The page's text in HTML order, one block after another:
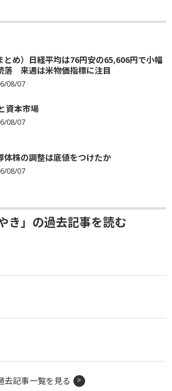
とめ）日経平均は76円安の65,606円で小幅
落 来週は米物価指標に注目
08/07
資本市場
08/07
体株の調整は底値をつけたか
08/07
き」の過去記事を読む
去記事一覧を見る